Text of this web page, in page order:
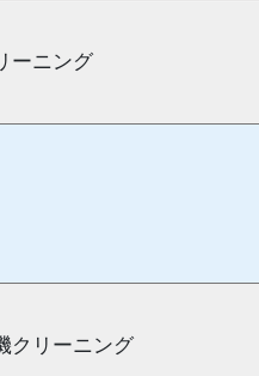
ーニング
クリーニング